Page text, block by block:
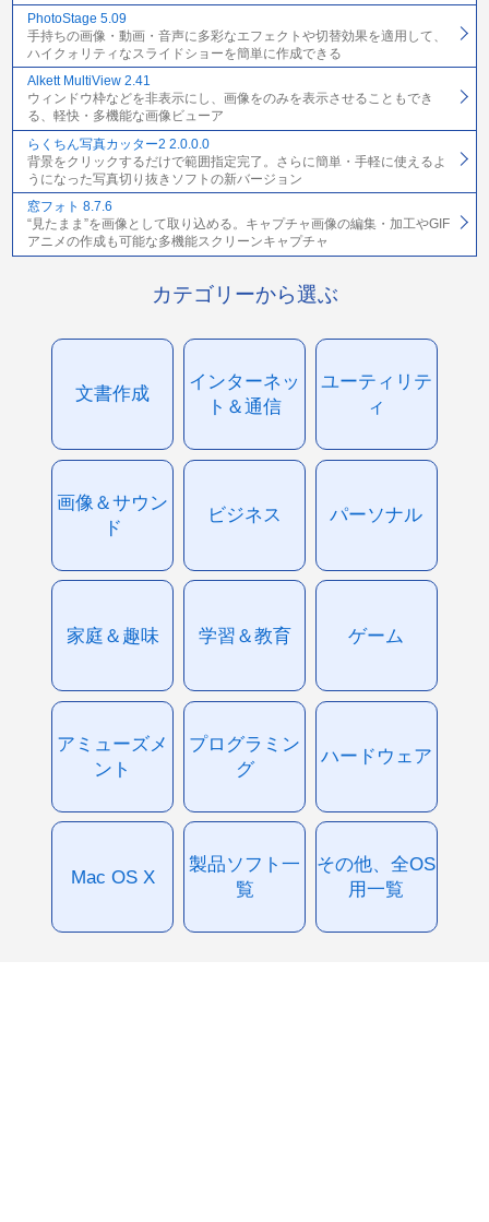
PhotoStage 5.09
手持ちの画像・動画・音声に多彩なエフェクトや切替効果を適用して、
ハイクォリティなスライドショーを簡単に作成できる
Alkett MultiView 2.41
ウィンドウ枠などを非表示にし、画像をのみを表示させることもでき
る、軽快・多機能な画像ビューア
らくちん写真カッター2 2.0.0.0
背景をクリックするだけで範囲指定完了。さらに簡単・手軽に使えるよ
うになった写真切り抜きソフトの新バージョン
窓フォト 8.7.6
“見たまま”を画像として取り込める。キャプチャ画像の編集・加工やGIF
アニメの作成も可能な多機能スクリーンキャプチャ
カテゴリーから選ぶ
文書作成
インターネッ
ト＆通信
ユーティリテ
ィ
画像＆サウン
ド
ビジネス パーソナル
家庭＆趣味 学習＆教育 ゲーム
アミューズメ
ント
プログラミン
グ
ハードウェア
Mac OS X
製品ソフト一
覧
その他、全OS
用一覧